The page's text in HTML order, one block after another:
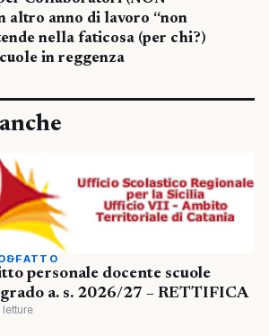
altro anno di lavoro “non
nella faticosa (per chi?)
in reggenza
personale docente scuole
a. s. 2026/27 – RETTIFICA
letture